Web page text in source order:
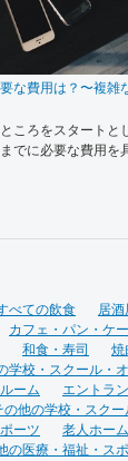
な費用は？〜複雑
ころをスタートと
でに必要な費用を
べての飲食 居酒
カフェ・パン・ケ
和食・寿司
焼
学校・スクール・
ーム
エントラ
の他の学校・スク
ーツ
老人ホーム
の医療・福祉・ス